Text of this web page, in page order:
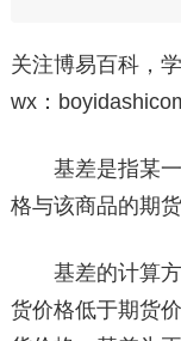
关注博易百科，
wx：
基差是指某一
格与该商品的期
基差的计算方
货价格低于期货